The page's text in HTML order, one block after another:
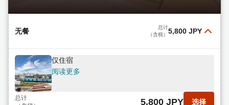
无餐
总计
（含税） 5,800 JPY
仅住宿
阅读更多
总计
5,800 JPY 选择